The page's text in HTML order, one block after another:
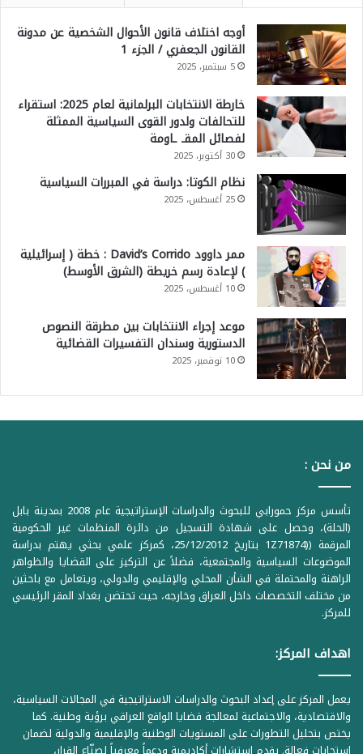
أوجه اختلاف قانون الأحوال الشخصية عن مدونة
القانون الجعفري / الجزء 1
5 سبتمبر، 2025
خارطة الانتخابات البرلمانية لعام 2025: استقراء
للتحالفات ولدور القوى السياسية الممثلة
لفصائل المقـ ـاومة
30 أكتوبر، 2025
نظام الكوتا: دراسة في المبررات السياسية
25 أغسطس، 2025
ممر داوود David’s Corrido : خطة ( إسرائيلية
) لإعادة رسم خريطة (الشرق الأوسط)
10 أغسطس، 2025
موعد إجراء الانتخابات بين مطرقة النصوص
الدستورية وسندان التفسيرات القضائية
10 نوفمبر، 2025
من نحن :
تأسس مركز حمورابي للبحوث والدراسات الإستراتيجية عام 2008 بمدينة بابل
(الحلة)، وحصل على شهادة التسجيل من دائرة المنظمات غير الحكومية
المرقمة ((1Z71874 بتاريخ 25/12/2012، كمركز علمي بحثي يهتم بدراسة
الموضوعات السياسية والمجتمعية، فضلاً عن التركيز على القضايا والظواهر
الراهنة والمحتملة في الشأن المحلي والإقليمي والدولي، ويتعامل مع باحثين
من مختلف التخصصات داخل العراق وخارجه، حيث تحتضن بغداد المقر الرئيسي
للمركز.
اهداف المركز:
يعمل المركز على إعداد البحوث والدراسات الاستراتيجية في المجالات السياسية،
والاقتصادية، والاجتماعية لمعالجة قضايا الواقع العراقي برؤية وطنية. كما
يختص بتحليل التطورات على المستويات الوطنية والإقليمية والدولية لضمان